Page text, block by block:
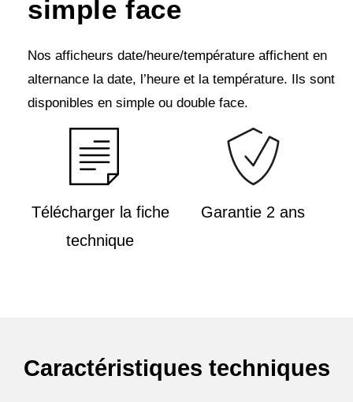
simple face
Nos afficheurs date/heure/température affichent en
alternance la date, l’heure et la température. Ils sont
disponibles en simple ou double face.
Télécharger la fiche
technique
Garantie 2 ans
Caractéristiques techniques